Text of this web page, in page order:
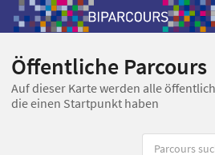
Öffentliche Parcours
Auf dieser Karte werden alle
die einen Startpunkt haben